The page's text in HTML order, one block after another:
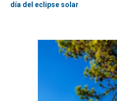
día del eclipse solar